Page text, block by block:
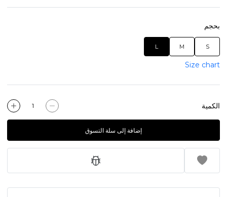
بحجم
S
M
L
Size chart
الكمية
إضافة إلى سلة التسوق